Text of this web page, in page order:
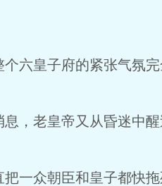
皇子府的紧张气氛完
老皇帝又从昏迷中醒
众朝臣和皇子都快拖